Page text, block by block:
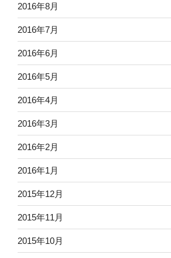
2016年8月
2016年7月
2016年6月
2016年5月
2016年4月
2016年3月
2016年2月
2016年1月
2015年12月
2015年11月
2015年10月